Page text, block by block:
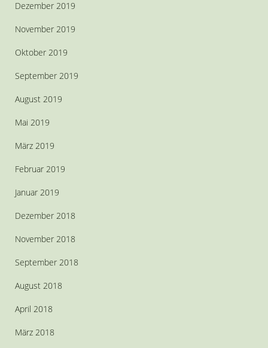
Dezember 2019
November 2019
Oktober 2019
September 2019
August 2019
Mai 2019
März 2019
Februar 2019
Januar 2019
Dezember 2018
November 2018
September 2018
August 2018
April 2018
März 2018